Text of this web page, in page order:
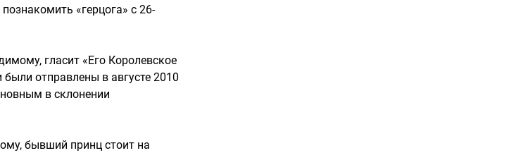
«герцога» с 26-
гласит «Его Королевское
отправлены в августе 2010
в склонении
бывший принц стоит на